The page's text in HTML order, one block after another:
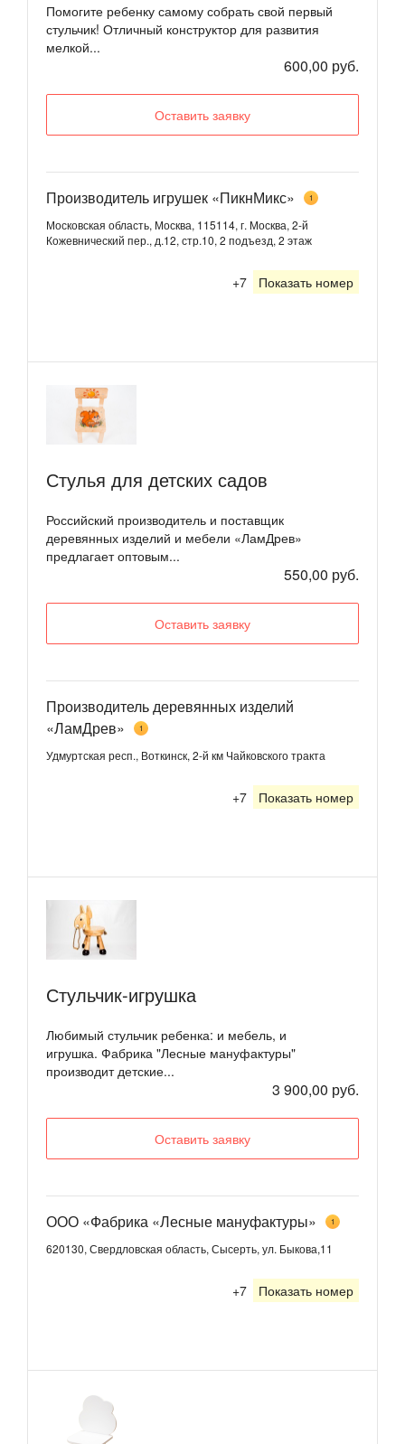
Помогите ребенку самому собрать свой первый
стульчик! Отличный конструктор для развития
мелкой...
600,00 руб.
Оставить заявку
Производитель игрушек «ПикнМикс» 1
Московская область, Москва, 115114, г. Москва, 2-й
Кожевнический пер., д.12, стр.10, 2 подъезд, 2 этаж
+7 Показать номер
Стулья для детских садов
Российский производитель и поставщик
деревянных изделий и мебели «ЛамДрев»
предлагает оптовым...
550,00 руб.
Оставить заявку
Производитель деревянных изделий
«ЛамДрев»
1
Удмуртская респ., Воткинск, 2-й км Чайковского тракта
+7 Показать номер
Стульчик-игрушка
Любимый стульчик ребенка: и мебель, и
игрушка. Фабрика "Лесные мануфактуры"
производит детские...
3 900,00 руб.
Оставить заявку
ООО «Фабрика «Лесные мануфактуры» 1
620130, Свердловская область, Сысерть, ул. Быкова,11
+7 Показать номер